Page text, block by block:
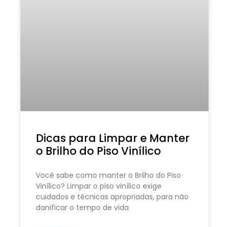
Dicas para Limpar e Manter
o Brilho do Piso Vinílico
Você sabe como manter o Brilho do Piso
Vinílico? Limpar o piso vinílico exige
cuidados e técnicas apropriadas, para não
danificar o tempo de vida